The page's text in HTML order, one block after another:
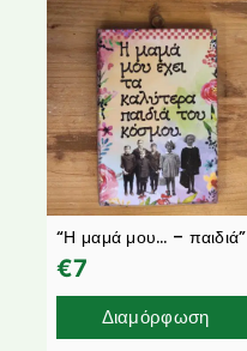
“Η μαμά μου… – παιδιά”
€7
Διαμόρφωση